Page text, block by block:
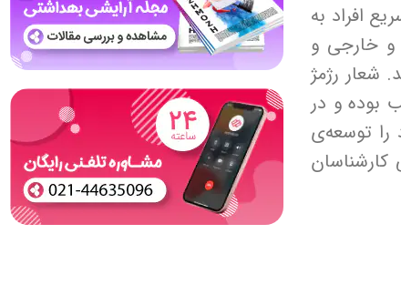
افراد به
و خارجی و
شعار رژمژ
بوده و در
را توسعه‌ی